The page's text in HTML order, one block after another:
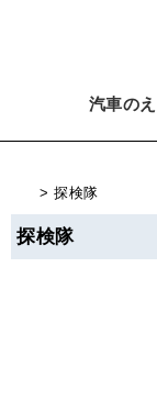
汽車の
> 探検隊
探検隊